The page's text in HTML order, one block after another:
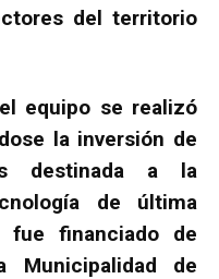
del territorio
equipo se realizó
la inversión de
destinada a la
de última
fue financiado de
Municipalidad de